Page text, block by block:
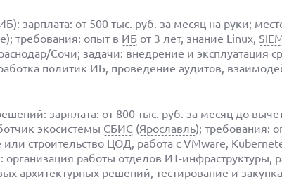
зарплата: от 500 тыс. руб. за месяц на руки;
требования: опыт в ИБ от 3 лет, знание Linux,
Сочи; задачи: внедрение и эксплуатация
политик ИБ, проведение аудитов,
зарплата: от 800 тыс. руб. за месяц до
экосистемы СБИС (Ярославль); требования:
или строительство ЦОД, работа с VMware,
организация работы отделов ИТ-инфраструктуры,
архитектурных решений, тестирование и